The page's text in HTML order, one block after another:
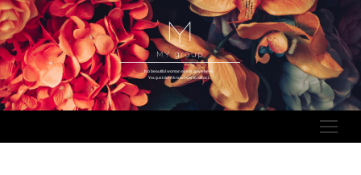
No beautiful woman exists anywhere.
You just don’t know how to attract.